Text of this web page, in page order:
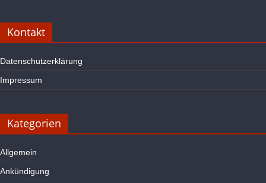
Kontakt
Datenschutzerklärung
Impressum
Kategorien
Allgemein
Ankündigung